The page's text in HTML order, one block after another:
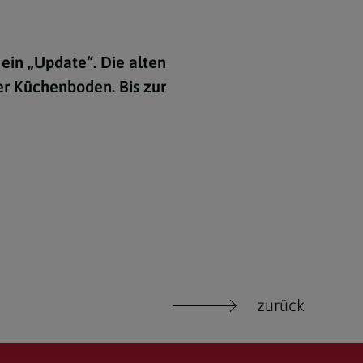
„Update“. Die alten
Küchenboden. Bis zur
zurück